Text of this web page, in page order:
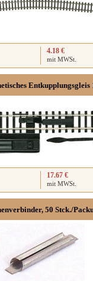
4.18 €
mit MWSt.
Entkupplungsgleis
17.67 €
mit MWSt.
50 Stck./